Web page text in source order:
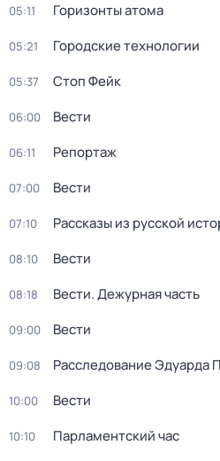
05:11 Горизонты атома
05:21 Городские технологии
05:37 Стоп Фейк
06:00 Вести
06:11 Репортаж
07:00 Вести
07:10 Рассказы из русской
08:10 Вести
08:18 Вести. Дежурная часть
09:00 Вести
09:08 Расследование Эдуарда
10:00 Вести
10:10 Парламентский час